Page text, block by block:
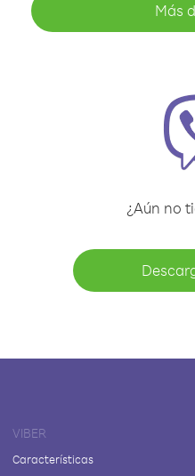
Más
¿Aún no
VIBER
Características